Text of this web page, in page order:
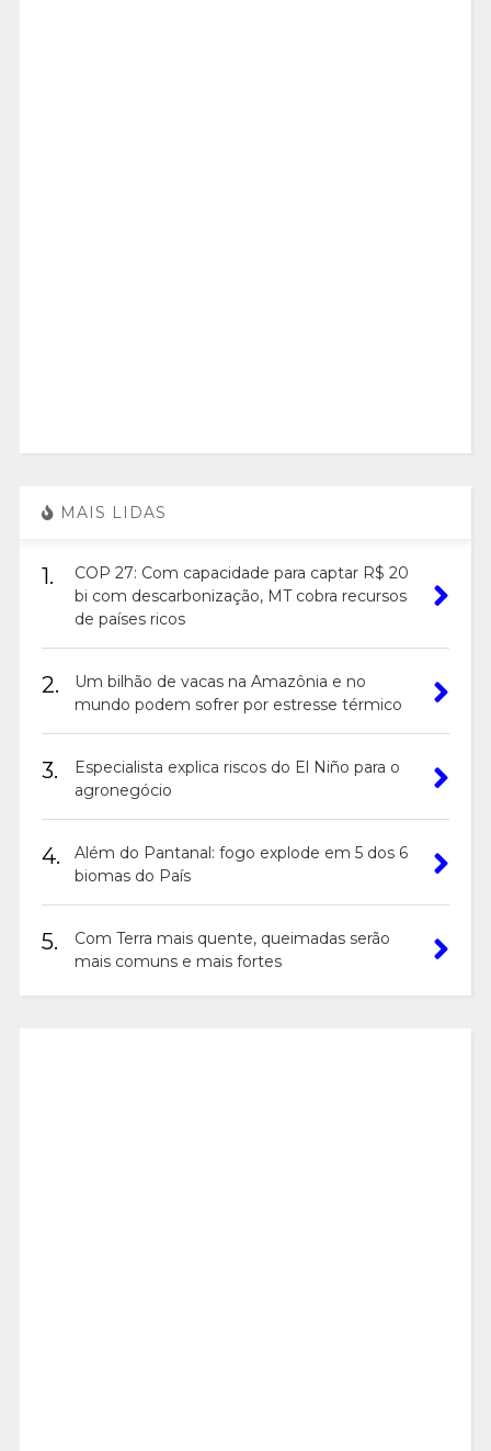
MAIS LIDAS
1.
COP 27: Com capacidade para captar R$ 20
bi com descarbonização, MT cobra recursos
de países ricos
2.
Um bilhão de vacas na Amazônia e no
mundo podem sofrer por estresse térmico
3.
Especialista explica riscos do El Niño para o
agronegócio
4.
Além do Pantanal: fogo explode em 5 dos 6
biomas do País
5.
Com Terra mais quente, queimadas serão
mais comuns e mais fortes